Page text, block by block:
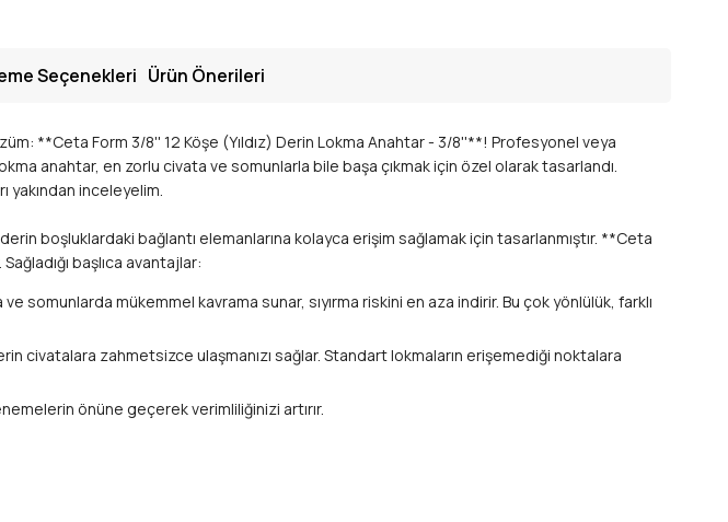
Seçenekleri Ürün Önerileri
**Ceta Form 3/8'' 12 Köşe (Yıldız) Derin Lokma Anahtar - 3/8''**! Profesyonel veya
anahtar, en zorlu civata ve somunlarla bile başa çıkmak için özel olarak tasarlandı.
yakından inceleyelim.
boşluklardaki bağlantı elemanlarına kolayca erişim sağlamak için tasarlanmıştır. **Ceta
başlıca avantajlar:
somunlarda mükemmel kavrama sunar, sıyırma riskini en aza indirir. Bu çok yönlülük, farklı
civatalara zahmetsizce ulaşmanızı sağlar. Standart lokmaların erişemediği noktalara
önüne geçerek verimliliğinizi artırır.